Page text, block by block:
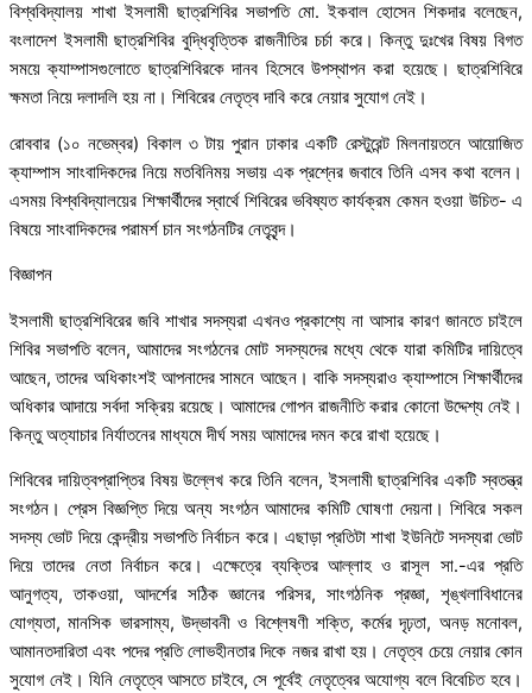
বিশ্ববিদ্যালয় শাখা ইসলামী ছাত্রশিবির সভাপতি মো. ইকবাল হোসেন শিকদার বলেছেন,
বংলাদেশ ইসলামী ছাত্রশিবির বুদ্ধিবৃত্তিক রাজনীতির চর্চা করে। কিন্তু দুঃখের বিষয় বিগত
সময়ে ক্যাম্পাসগুলোতে ছাত্রশিবিরকে দানব হিসেবে উপস্থাপন করা হয়েছে। ছাত্রশিবিরে
ক্ষমতা নিয়ে দলাদলি হয় না। শিবিরের নেতৃত্ব দাবি করে নেয়ার সুযোগ নেই।
রোববার (১০ নভেম্বর) বিকাল ৩ টায় পুরান ঢাকার একটি রেস্টুরেন্ট মিলনায়তনে আয়োজিত
ক্যাম্পাস সাংবাদিকদের নিয়ে মতবিনিময় সভায় এক প্রশ্নের জবাবে তিনি এসব কথা বলেন।
এসময় বিশ্ববিদ্যালয়ের শিক্ষার্থীদের স্বার্থে শিবিরের ভবিষ্যত কার্যক্রম কেমন হওয়া উচিত- এ
বিষয়ে সাংবাদিকদের পরামর্শ চান সংগঠনটির নেতৃবৃন্দ।
বিজ্ঞাপন
ইসলামী ছাত্রশিবিরের জবি শাখার সদস্যরা এখনও প্রকাশ্যে না আসার কারণ জানতে চাইলে
শিবির সভাপতি বলেন, আমাদের সংগঠনের মোট সদস্যদের মধ্যে থেকে যারা কমিটির দায়িত্বে
আছেন, তাদের অধিকাংশই আপনাদের সামনে আছেন। বাকি সদস্যরাও ক্যাম্পাসে শিক্ষার্থীদের
অধিকার আদায়ে সর্বদা সক্রিয় রয়েছে। আমাদের গোপন রাজনীতি করার কোনো উদ্দেশ্য নেই।
কিন্তু অত্যাচার নির্যাতনের মাধ্যমে দীর্ঘ সময় আমাদের দমন করে রাখা হয়েছে।
শিবিবের দায়িত্বপ্রাপ্তির বিষয় উল্লেখ করে তিনি বলেন, ইসলামী ছাত্রশিবির একটি স্বতন্ত্র
সংগঠন। প্রেস বিজ্ঞপ্তি দিয়ে অন্য সংগঠন আমাদের কমিটি ঘোষণা দেয়না। শিবিরে সকল
সদস্য ভোট দিয়ে কেন্দ্রীয় সভাপতি নির্বাচন করে। এছাড়া প্রতিটা শাখা ইউনিটে সদস্যরা ভোট
দিয়ে তাদের নেতা নির্বাচন করে। এক্ষেত্রে ব্যক্তির আল্লাহ ও রাসূল সা.-এর প্রতি
আনুগত্য, তাকওয়া, আদর্শের সঠিক জ্ঞানের পরিসর, সাংগঠনিক প্রজ্ঞা, শৃঙ্খলাবিধানের
যোগ্যতা, মানসিক ভারসাম্য, উদ্ভাবনী ও বিশ্লেষণী শক্তি, কর্মের দৃঢ়তা, অনড় মনোবল,
আমানতদারিতা এবং পদের প্রতি লোভহীনতার দিকে নজর রাখা হয়। নেতৃত্ব চেয়ে নেয়ার কোন
সুযোগ নেই। যিনি নেতৃত্বে আসতে চাইবে, সে পূর্বেই নেতৃত্বের অযোগ্য বলে বিবেচিত হবে।